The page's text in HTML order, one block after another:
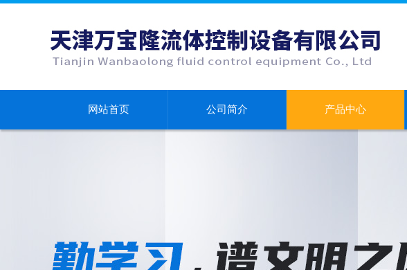
网站首页 公司简介 产品中心